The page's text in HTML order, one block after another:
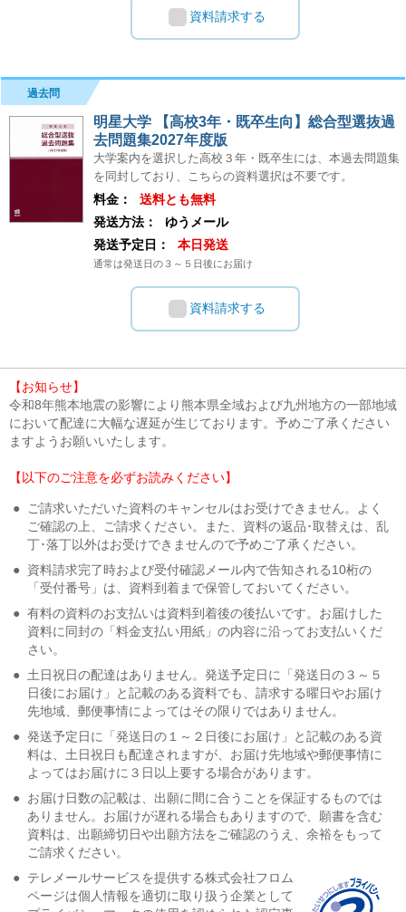
資料請求する
過去問
明星大学 【高校3年・既卒生向】総合型選抜過
去問題集2027年度版
大学案内を選択した高校３年・既卒生には、本過去問題集
を同封しており、こちらの資料選択は不要です。
料金：
送料とも無料
発送方法：
ゆうメール
発送予定日：
本日発送
通常は発送日の３～５日後にお届け
資料請求する
【お知らせ】
令和8年熊本地震の影響により熊本県全域および九州地方の一部地域
において配達に大幅な遅延が生じております。予めご了承ください
ますようお願いいたします。
【以下のご注意を必ずお読みください】
●
ご請求いただいた資料のキャンセルはお受けできません。よく
ご確認の上、ご請求ください。また、資料の返品･取替えは、乱
丁･落丁以外はお受けできませんので予めご了承ください。
● 資料請求完了時および受付確認メール内で告知される10桁の
「受付番号」は、資料到着まで保管しておいてください。
● 有料の資料のお支払いは資料到着後の後払いです。お届けした
資料に同封の「料金支払い用紙」の内容に沿ってお支払いくだ
さい。
● 土日祝日の配達はありません。発送予定日に「発送日の３～５
日後にお届け」と記載のある資料でも、請求する曜日やお届け
先地域、郵便事情によってはその限りではありません。
● 発送予定日に「発送日の１～２日後にお届け」と記載のある資
料は、土日祝日も配達されますが、お届け先地域や郵便事情に
よってはお届けに３日以上要する場合があります。
● お届け日数の記載は、出願に間に合うことを保証するものでは
ありません。お届けが遅れる場合もありますので、願書を含む
資料は、出願締切日や出願方法をご確認のうえ、余裕をもって
ご請求ください。
● テレメールサービスを提供する株式会社フロム
ページは個人情報を適切に取り扱う企業として